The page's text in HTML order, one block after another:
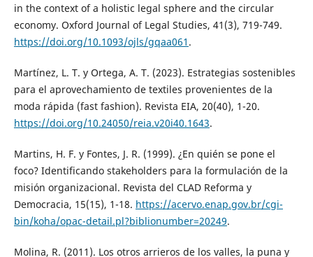
in the context of a holistic legal sphere and the circular
economy. Oxford Journal of Legal Studies, 41(3), 719-749.
https://doi.org/10.1093/ojls/gqaa061 .
Martínez, L. T. y Ortega, A. T. (2023). Estrategias sostenibles
para el aprovechamiento de textiles provenientes de la
moda rápida (fast fashion). Revista EIA, 20(40), 1-20.
https://doi.org/10.24050/reia.v20i40.1643.
Martins, H. F. y Fontes, J. R. (1999). ¿En quién se pone el
foco? Identificando stakeholders para la formulación de la
misión organizacional. Revista del CLAD Reforma y
Democracia, 15(15), 1-18. https://acervo.enap.gov.br/cgi-
bin/koha/opac-detail.pl?biblionumber=20249.
Molina, R. (2011). Los otros arrieros de los valles, la puna y